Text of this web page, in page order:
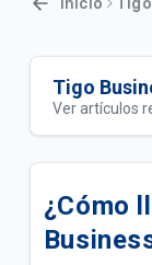
Tigo
Ver artículos
eSIM para
Conoce las
Empresas
¿Cómo